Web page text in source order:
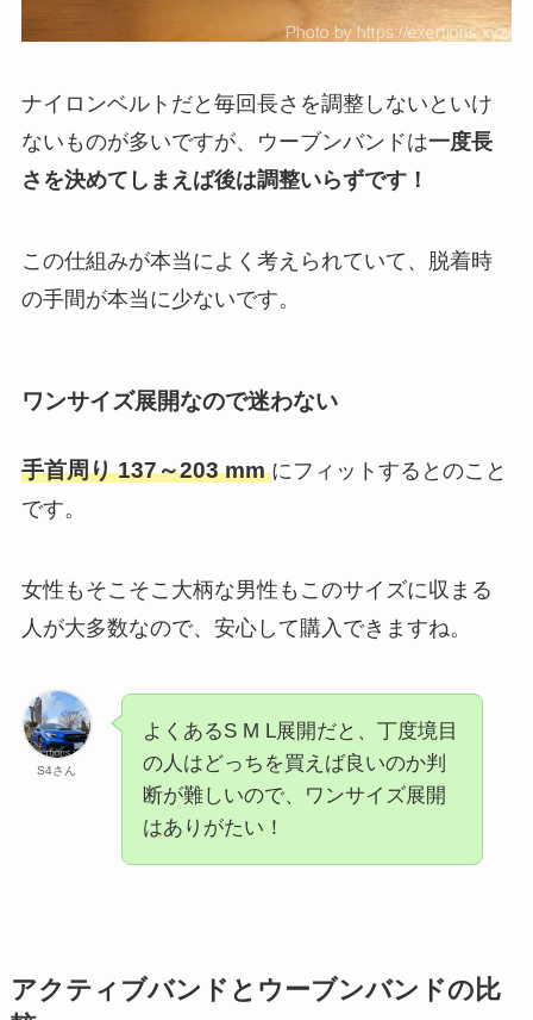
ナイロンベルトだと毎回長さを調整しないといけ
ないものが多いですが、ウーブンバンドは一度長
さを決めてしまえば後は調整いらずです！
この仕組みが本当によく考えられていて、脱着時
の手間が本当に少ないです。
ワンサイズ展開なので迷わない
手首周り 137～203 mm にフィットするとのこと
です。
女性もそこそこ大柄な男性もこのサイズに収まる
人が大多数なので、安心して購入できますね。
S4さん
よくあるS M L展開だと、丁度境目
の人はどっちを買えば良いのか判
断が難しいので、ワンサイズ展開
はありがたい！
アクティブバンドとウーブンバンドの比